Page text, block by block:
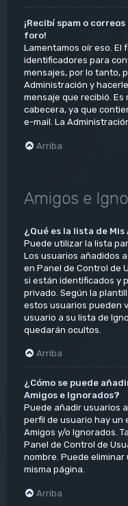
¡Recibí spam o
foro!
Lamentamos oír eso. El
identificadores para
mensajes, por lo tanto,
Administración y
mensaje que recibió.
cabecera, ya que
e-mail. La
Arriba
Amigos e
¿Qué es la lista de
Puede utilizar la lista
Los usuarios añadidos
en Panel de Control de
si están identificados y
privado. Según la
estos usuarios pueden
usuario a su lista de
quedarán ocultos.
Arriba
¿Cómo se puede
Amigos e Ignorados?
Puede añadir usuarios
perfil de usuario hay un
Amigos y/o Ignorados.
Panel de Control de
nombre. Puede
misma página.
Arriba